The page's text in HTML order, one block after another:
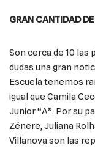
GRAN CANTIDAD
Son cerca de 10 las
dudas una gran
Escuela tenemos
igual que Camila
Junior “A”. Por su
Zénere, Juliana
Villanova son las